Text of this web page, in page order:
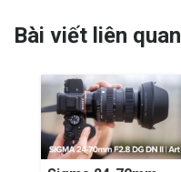
Bài viết liên quan